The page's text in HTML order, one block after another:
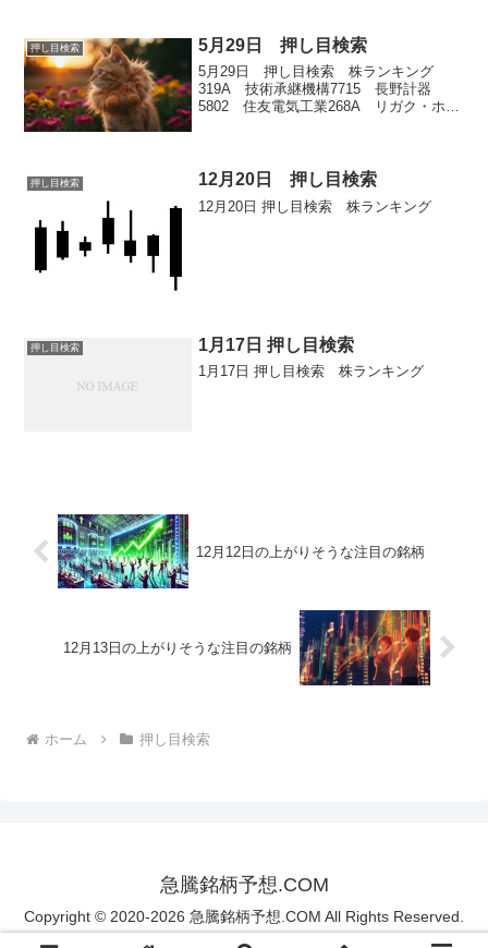
押し目検索 5月29日 押し目検索
5月29日 押し目検索 株ランキング
319A 技術承継機構7715 長野計器
5802 住友電気工業268A リガク・ホー
押し目検索 12月20日 押し目検索
12月20日 押し目検索 株ランキング
押し目検索 1月17日 押し目検索
1月17日 押し目検索 株ランキング
12月12日の上がりそうな注目の銘柄
12月13日の上がりそうな注目の銘柄
ホーム 押し目検索
急騰銘柄予想.COM
Copyright © 2020-2026 急騰銘柄予想.COM All Rights Reserved.